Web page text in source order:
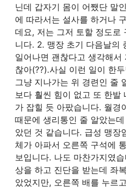
닌데 갑자기 몸이 어쨌단 말
에 따라서는 설사를 하거나
데요, 저는 그저 토할 정도로
니다. 2. 맹장 초기 다음날의
일어나면 괜찮다고 생각해서
찮아(??).사실 이런 일이 한
그냥 지나가는 위 경련인 줄
보다 훨씬 힘이 없고 또 한발
가 잡힐 듯 아팠습니다. 월경
때문에 생리통인 줄 알았는
았던 것 같습니다. 급성 맹장
체가 아파서 오른쪽 구석에
보입니다. 나도 마찬가지였
상을 하고 진단을 받는데 좌
았었지만, 오른쪽 배를 누르